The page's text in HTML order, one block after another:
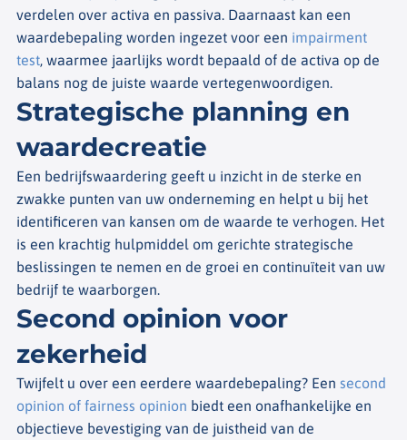
verdelen over activa en passiva. Daarnaast kan een
waardebepaling worden ingezet voor een impairment
test, waarmee jaarlijks wordt bepaald of de activa op de
balans nog de juiste waarde vertegenwoordigen.
Strategische planning en
waardecreatie
Een bedrijfswaardering geeft u inzicht in de sterke en
zwakke punten van uw onderneming en helpt u bij het
identificeren van kansen om de waarde te verhogen. Het
is een krachtig hulpmiddel om gerichte strategische
beslissingen te nemen en de groei en continuïteit van uw
bedrijf te waarborgen.
Second opinion voor
zekerheid
Twijfelt u over een eerdere waardebepaling? Een second
opinion of fairness opinion biedt een onafhankelijke en
objectieve bevestiging van de juistheid van de